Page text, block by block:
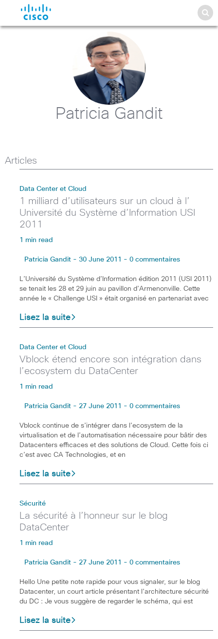
Patricia Gandit
Articles
Data Center et Cloud
1 milliard d’utilisateurs sur un cloud à l’
Université du Système d’Information USI
2011
1 min read
Patricia Gandit - 30 June 2011 - 0 commentaires
L’Université du Système d’Information édition 2011 (USI 2011)
se tenait les 28 et 29 juin au pavillon d’Armenonville. Cette
année le « Challenge USI » était organisé en partenariat avec
Lisez la suite
Data Center et Cloud
Vblock étend encore son intégration dans
l’ecosystem du DataCenter
1 min read
Patricia Gandit - 27 June 2011 - 0 commentaires
Vblock continue de s’intégrer dans l’ecosystem de la
virtualisation et de l’automatisation nécessaire pour bâtir des
Datacenters efficaces et des solutions de Cloud. Cette fois ci
c’est avec CA Technologies, et en
Lisez la suite
Sécurité
La sécurité à l’honneur sur le blog
DataCenter
1 min read
Patricia Gandit - 27 June 2011 - 0 commentaires
Hello Une petite note rapide pour vous signaler, sur le blog
Datacenter, un court article présentant l’architecture sécurité
du DC : Je vous suggère de regarder le schéma, qui est
Lisez la suite